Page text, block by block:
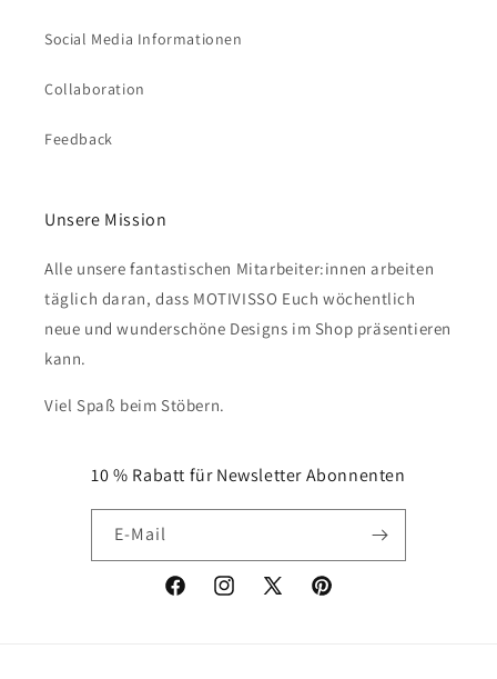
Social Media Informationen
Collaboration
Feedback
Unsere Mission
Alle unsere fantastischen Mitarbeiter:innen arbeiten
täglich daran, dass MOTIVISSO Euch wöchentlich
neue und wunderschöne Designs im Shop präsentieren
kann.
Viel Spaß beim Stöbern.
10 % Rabatt für Newsletter Abonnenten
E-Mail
FacebookInstagram
X
Pinterest